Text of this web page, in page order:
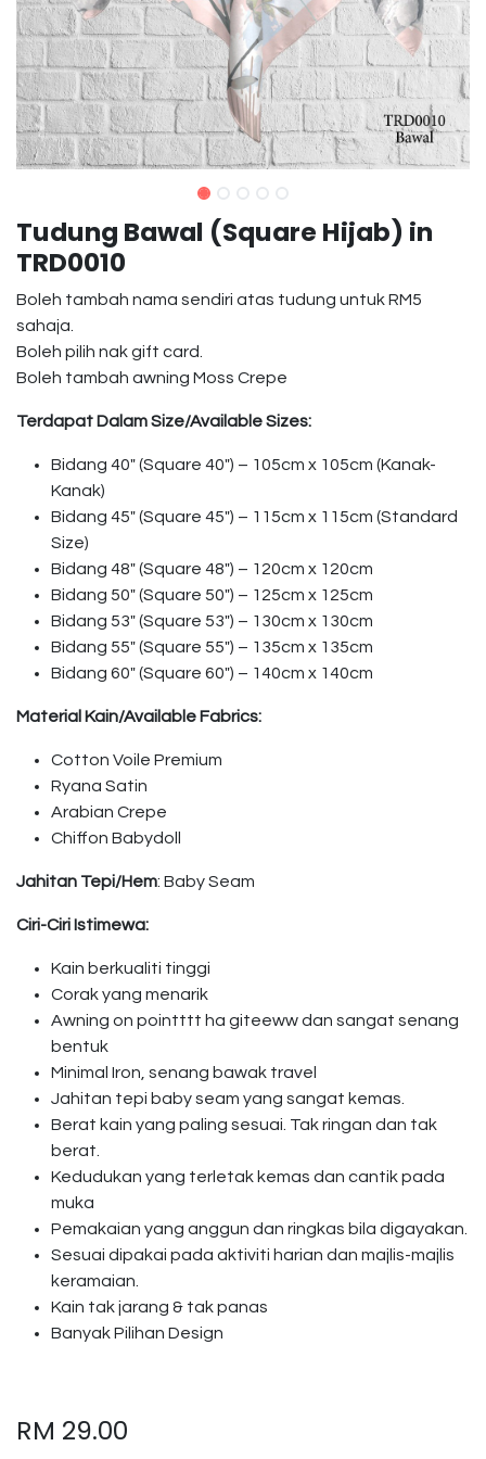
Tudung Bawal (Square Hijab) in
TRD0010
Boleh tambah nama sendiri atas tudung untuk RM5
sahaja.
Boleh pilih nak gift card.
Boleh tambah awning Moss Crepe
Terdapat Dalam Size/Available Sizes:
Bidang 40″ (Square 40″) – 105cm x 105cm (Kanak-
Kanak)
Bidang 45″ (Square 45″) – 115cm x 115cm (Standard
Size)
Bidang 48″ (Square 48″) – 120cm x 120cm
Bidang 50″ (Square 50″) – 125cm x 125cm
Bidang 53″ (Square 53″) – 130cm x 130cm
Bidang 55″ (Square 55″) – 135cm x 135cm
Bidang 60″ (Square 60″) – 140cm x 140cm
Material Kain/Available Fabrics:
Cotton Voile Premium
Ryana Satin
Arabian Crepe
Chiffon Babydoll
Jahitan Tepi/Hem: Baby Seam
Ciri-Ciri Istimewa:
Kain berkualiti tinggi
Corak yang menarik
Awning on pointttt ha giteeww dan sangat senang
bentuk
Minimal Iron, senang bawak travel
Jahitan tepi baby seam yang sangat kemas.
Berat kain yang paling sesuai. Tak ringan dan tak
berat.
Kedudukan yang terletak kemas dan cantik pada
muka
Pemakaian yang anggun dan ringkas bila digayakan.
Sesuai dipakai pada aktiviti harian dan majlis-majlis
keramaian.
Kain tak jarang & tak panas
Banyak Pilihan Design
RM 29.00